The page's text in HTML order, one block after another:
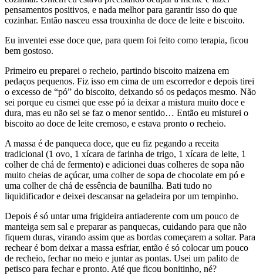
pensamentos positivos, e nada melhor para garantir isso do que
cozinhar. Então nasceu essa trouxinha de doce de leite e biscoito.
Eu inventei esse doce que, para quem foi feito como terapia, ficou
bem gostoso.
Primeiro eu preparei o recheio, partindo biscoito maizena em
pedaços pequenos. Fiz isso em cima de um escorredor e depois tirei
o excesso de “pó” do biscoito, deixando só os pedaços mesmo. Não
sei porque eu cismei que esse pó ia deixar a mistura muito doce e
dura, mas eu não sei se faz o menor sentido… Então eu misturei o
biscoito ao doce de leite cremoso, e estava pronto o recheio.
A massa é de panqueca doce, que eu fiz pegando a receita
tradicional (1 ovo, 1 xícara de farinha de trigo, 1 xícara de leite, 1
colher de chá de fermento) e adicionei duas colheres de sopa não
muito cheias de açúcar, uma colher de sopa de chocolate em pó e
uma colher de chá de essência de baunilha. Bati tudo no
liquidificador e deixei descansar na geladeira por um tempinho.
Depois é só untar uma frigideira antiaderente com um pouco de
manteiga sem sal e preparar as panquecas, cuidando para que não
fiquem duras, virando assim que as bordas começarem a soltar. Para
rechear é bom deixar a massa esfriar, então é só colocar um pouco
de recheio, fechar no meio e juntar as pontas. Usei um palito de
petisco para fechar e pronto. Até que ficou bonitinho, né?